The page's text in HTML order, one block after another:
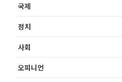
국제
정치
사회
오피니언